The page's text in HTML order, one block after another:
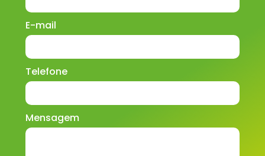
E-mail
Telefone
Mensagem